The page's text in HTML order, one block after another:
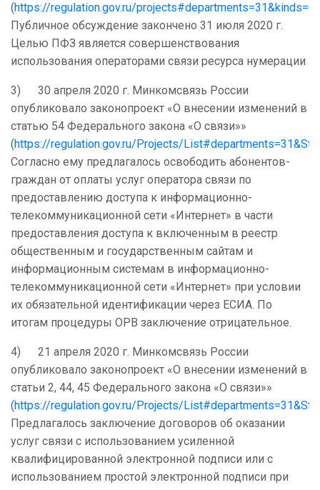
(https://regulation.gov.ru/
Публичное обсуждение закончено 31 июля 2020 г.
Целью ПФЗ является совершенствования
использования операторами связи ‎ресурса нумерации
3) 30 апреля 2020 г. Минкомсвязь России
опубликовало законопроект «О внесении изменений в
статью 54 Федерального закона «О связи»»
(https://regulation.gov.ru/Projects/
Согласно ему предлагалось освободить абонентов-
граждан от оплаты услуг оператора связи по
предоставлению доступа к информационно-
телекоммуникационной сети «Интернет» в части
предоставления доступа к включенным в реестр
общественным и государственным сайтам и
информационным системам в информационно-
телекоммуникационной сети «Интернет» при условии
их обязательной идентификации через ЕСИА. По
итогам процедуры ОРВ заключение отрицательное.
4) 21 апреля 2020 г. Минкомсвязь России
опубликовало законопроект «О внесении изменений в
статьи 2, 44, 45 Федерального закона «О связи»»
(https://regulation.gov.ru/Projects/
Предлагалось заключение договоров об оказании
услуг связи с использованием усиленной
квалифицированной электронной подписи или с
использованием простой электронной подписи при